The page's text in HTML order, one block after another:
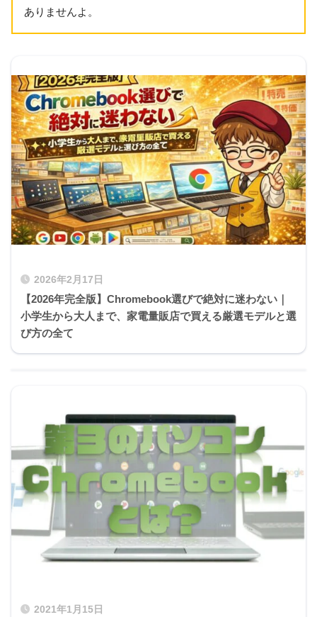
ありませんよ。
2026年2月17日
【2026年完全版】Chromebook選びで絶対に迷わない｜
小学生から大人まで、家電量販店で買える厳選モデルと選
び方の全て
2021年1月15日